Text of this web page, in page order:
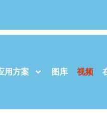
用方案 图库 视频